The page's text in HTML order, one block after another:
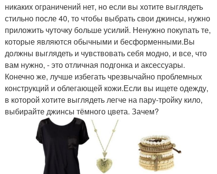
никаких ограничений нет, но если вы хотите выглядеть
стильно после 40, то чтобы выбрать свои джинсы, нужно
приложить чуточку больше усилий. Ненужно покупать те,
которые являются обычными и бесформенными.Вы
должны выглядеть и чувствовать себя модно, и все, что
вам нужно, - это отличная подгонка и аксессуары.
Конечно же, лучше избегать чрезвычайно проблемных
конструкций и облегающей кожи.Если вы ищете одежду,
в которой хотите выглядеть легче на пару-тройку кило,
выбирайте джинсы тёмного цвета. Зачем?